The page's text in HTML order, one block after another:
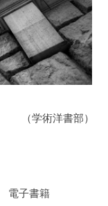
（学術洋書部）
電子書籍